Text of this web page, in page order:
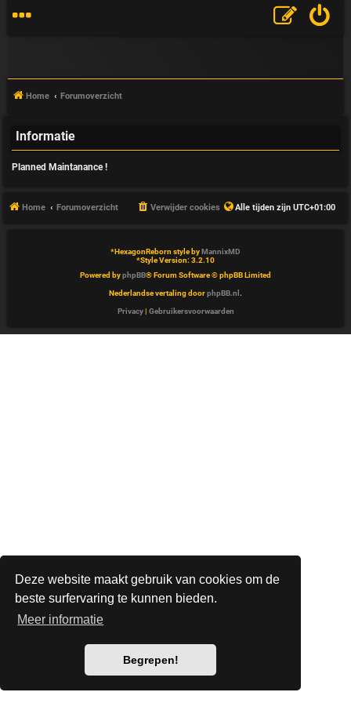
Deze website maakt gebruik van cookies om de
beste surfervaring te kunnen bieden.
Meer informatie
Begrepen!
V
A
Home Forumoverzicht
Informatie
Planned Maintanance !
Home Forumoverzicht Alle tijden zijn UTC+01:00
Verwijder cookies
*HexagonReborn style byMannixMD
*Style Version: 3.2.10
Powered byphpBB® Forum Software © phpBB Limited
Nederlandse vertaling doorphpBB.nl .
Privacy| Gebruikersvoorwaarden